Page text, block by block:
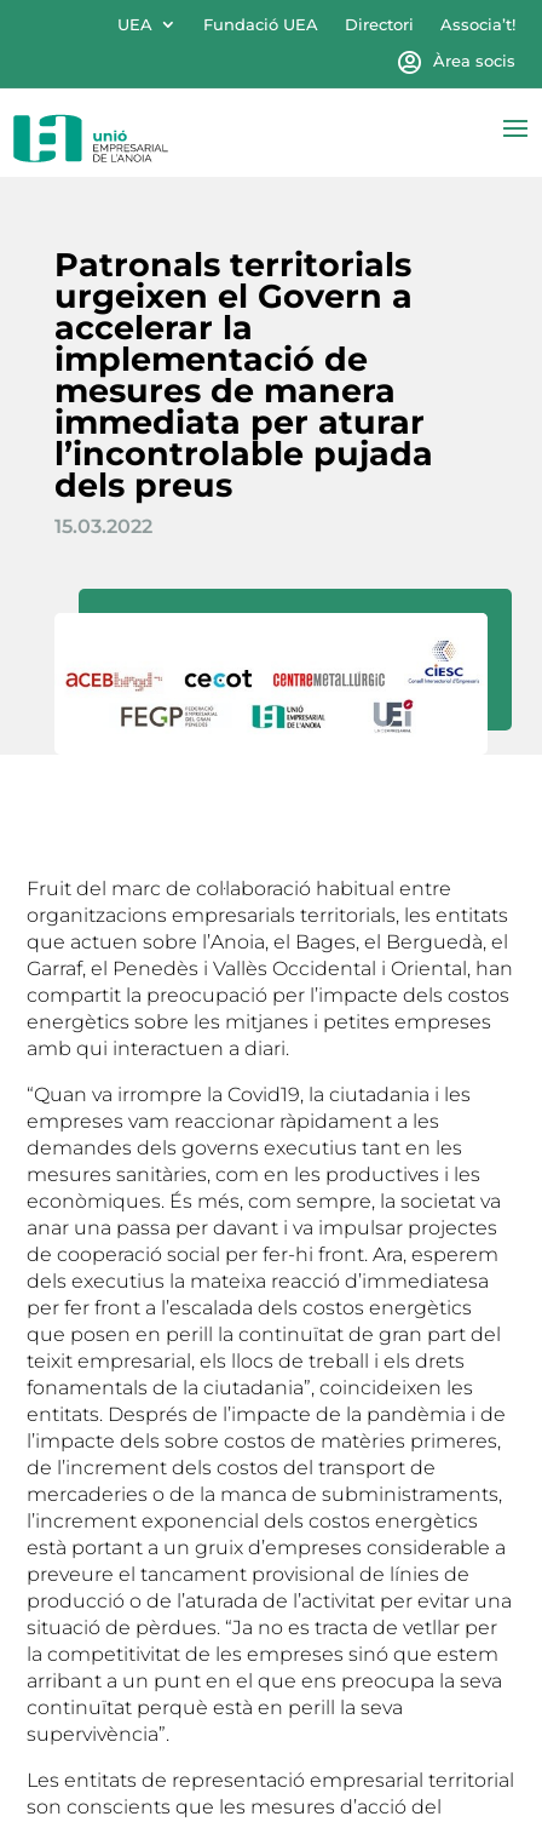
UEA Fundació UEA Directori
Associa’t!
Àrea socis
Patronals territorials
urgeixen el Govern a
accelerar la
implementació de
mesures de manera
immediata per aturar
l’incontrolable pujada
dels preus
15.03.2022
Fruit del marc de col·laboració habitual entre
organitzacions empresarials territorials, les entitats
que actuen sobre l’Anoia, el Bages, el Berguedà, el
Garraf, el Penedès i Vallès Occidental i Oriental, han
compartit la preocupació per l’impacte dels costos
energètics sobre les mitjanes i petites empreses
amb qui interactuen a diari.
“Quan va irrompre la Covid19, la ciutadania i les
empreses vam reaccionar ràpidament a les
demandes dels governs executius tant en les
mesures sanitàries, com en les productives i les
econòmiques. És més, com sempre, la societat va
anar una passa per davant i va impulsar projectes
de cooperació social per fer-hi front. Ara, esperem
dels executius la mateixa reacció d’immediatesa
per fer front a l’escalada dels costos energètics
que posen en perill la continuïtat de gran part del
teixit empresarial, els llocs de treball i els drets
fonamentals de la ciutadania”, coincideixen les
entitats. Després de l’impacte de la pandèmia i de
l’impacte dels sobre costos de matèries primeres,
de l’increment dels costos del transport de
mercaderies o de la manca de subministraments,
l’increment exponencial dels costos energètics
està portant a un gruix d’empreses considerable a
preveure el tancament provisional de línies de
producció o de l’aturada de l’activitat per evitar una
situació de pèrdues. “Ja no es tracta de vetllar per
la competitivitat de les empreses sinó que estem
arribant a un punt en el que ens preocupa la seva
continuïtat perquè està en perill la seva
supervivència”.
Les entitats de representació empresarial territorial
son conscients que les mesures d’acció del